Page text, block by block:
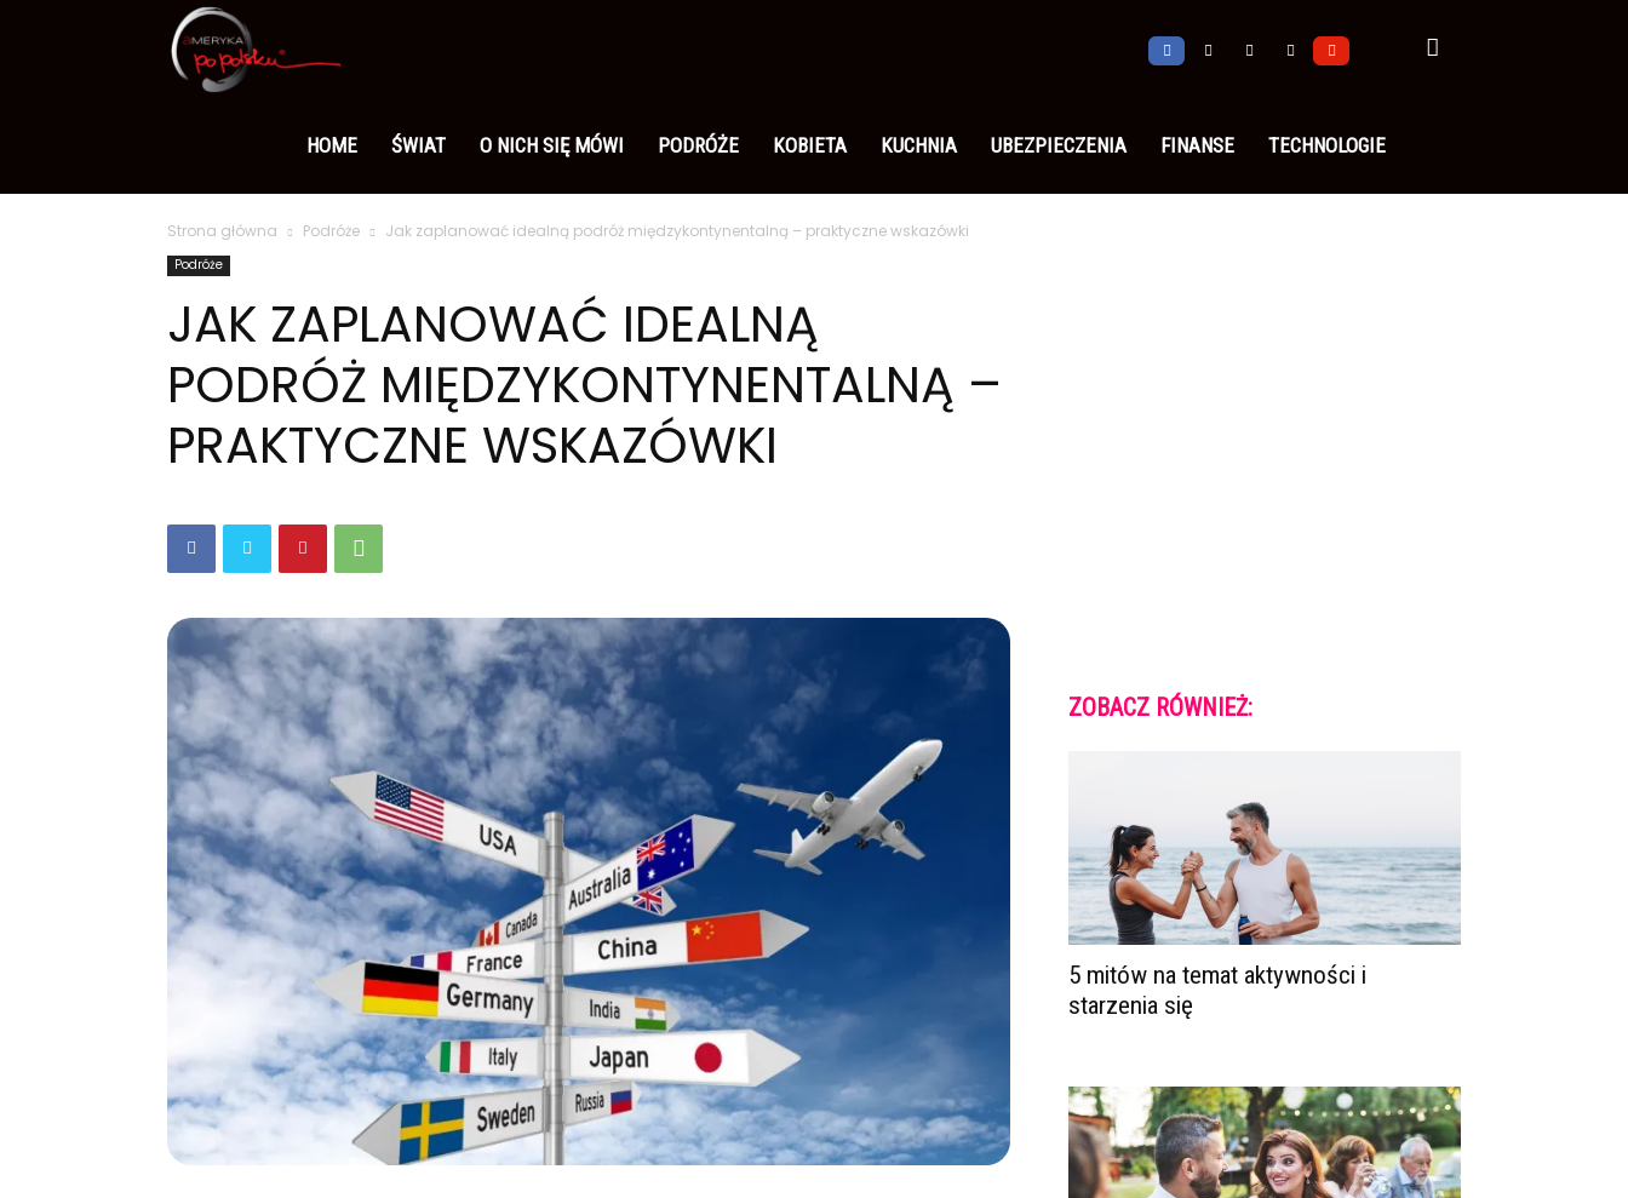
po
polsku
HOME ŚWIAT O NICH SIĘ MÓWI PODRÓŻE KOBIETA KUCHNIA UBEZPIECZENIA FINANSE TECHNOLOGIE
Strona główna Podróże Jak zaplanować idealną podróż międzykontynentalną – praktyczne wskazówki
Podróże
JAK ZAPLANOWAĆ IDEALNĄ
PODRÓŻ MIĘDZYKONTYNENTALNĄ –
PRAKTYCZNE WSKAZÓWKI
ZOBACZ RÓWNIEŻ:
5 mitów na temat aktywności i
starzenia się